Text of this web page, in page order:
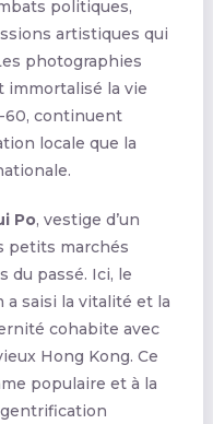
politiques,
artistiques qui
photographies
immortalisé la vie
60, continuent
locale que la
Po, vestige d’un
petits marchés
du passé. Ici, le
saisi la vitalité et la
cohabite avec
Hong Kong. Ce
populaire et à la